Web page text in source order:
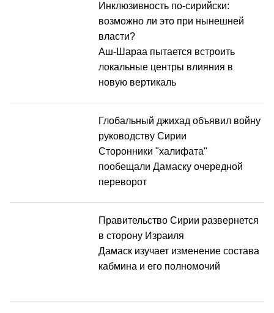
Инклюзивность по-сирийски:
возможно ли это при нынешней
власти?
Аш-Шараа пытается встроить
локальные центры влияния в
новую вертикаль
Глобальный джихад объявил войну
руководству Сирии
Сторонники "халифата"
пообещали Дамаску очередной
переворот
Правительство Сирии развернется
в сторону Израиля
Дамаск изучает изменение состава
кабмина и его полномочий